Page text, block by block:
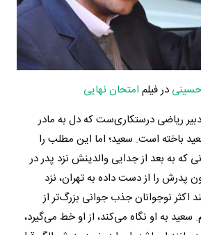
در فیلم امتحان نهایی
ریاضی درستکاری‌ست که دل به مادر
باخته است. سعید؛ اما این مطلب را
که به بعد از جدایی والدینش نزد پدر در
پدرش را از دست داده به تهران، نزد
اکثر نوجوانان جذب جوانی بزرگ‌تر از
به او نگاه می‌کند، از او خط می‌گیرد،